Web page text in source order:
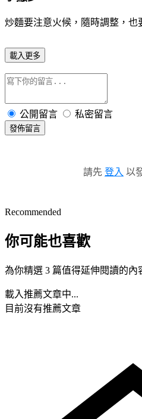
炒麵要注意火候，隨時調整，
載入更多
公開留言 私密留言
發佈留言
請先 登入 以
Recommended
你可能也喜歡
為你精選 3 篇值得延伸閱讀的內
載入推薦文章中...
目前沒有推薦文章